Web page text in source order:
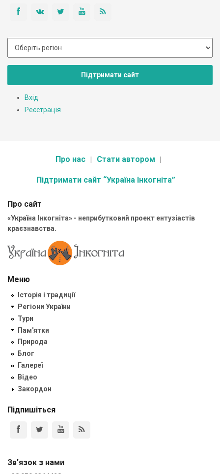
Підтримати сайт
Вхід
Реєстрація
Про нас Стати автором
Підтримати сайт “Україна Інкогніта”
Про сайт
«Україна Інкогніта» - неприбутковий проект ентузіастів
краєзнавства.
Меню
Історія і традиції
Регіони України
Тури
Пам'ятки
Природа
Блог
Галереї
Відео
Закордон
Підпишіться
Зв'язок з нами